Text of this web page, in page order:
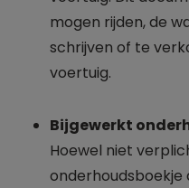
mogen rijden, de
schrijven of te
voertuig.
Bijgewerkt
Hoewel niet